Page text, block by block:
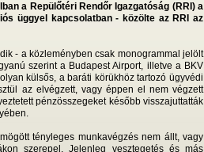
a Repülőtéri Rendőr Igazgatóság (RRI) a
üggyel kapcsolatban - közölte az RRI az
- a közleményben csak monogrammal jelölt
szerint a Budapest Airport, illetve a BKV
külsős, a baráti körükhöz tartozó ügyvédi
az elvégzett, vagy éppen el nem végzett
pénzösszegeket később visszajuttatták
tényleges munkavégzés nem állt, vagy
szerepel. Jelenleg vesztegetés és más